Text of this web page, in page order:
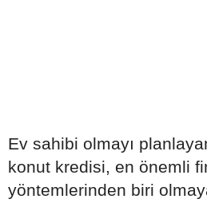
Ev sahibi olmayı
konut kredisi, en önemli
yöntemlerinden biri